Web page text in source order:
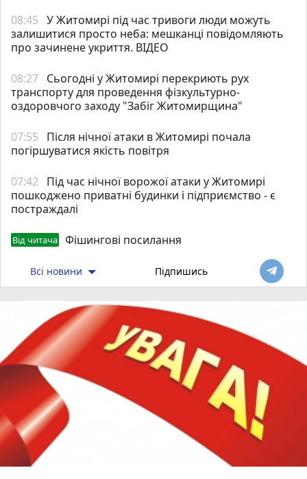
08:45 У Житомирі під час тривоги люди можуть
залишитися просто неба: мешканці повідомляють
про зачинене укриття. ВІДЕО
08:27 Сьогодні у Житомирі перекриють рух
транспорту для проведення фізкультурно-
оздоровчого заходу "Забіг Житомирщина"
07:55
Після нічної атаки в Житомирі почала
погіршуватися якість повітря
07:42
Під час нічної ворожої атаки у Житомирі
пошкоджено приватні будинки і підприємство - є
постраждалі
Від читача Фішингові посилання
Всі новини Підпишись